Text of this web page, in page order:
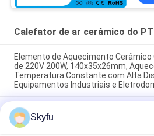
Calefator de ar cerâmico do
Elemento de Aquecimento Cerâmico
de 220V 200W, 140x35x26mm,
Temperatura Constante com Alta
Equipamentos Industriais e
Espaço Economia de energia PTC Car
Temperatura constante
aquecimento de ar Casa segura
Skyfu